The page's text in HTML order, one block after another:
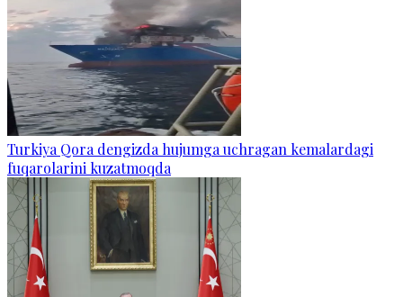
Turkiya Qora dengizda hujumga uchragan kemalardagi
fuqarolarini kuzatmoqda